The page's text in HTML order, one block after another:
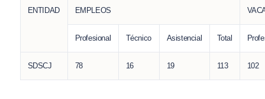
ENTIDAD EMPLEOS
Profesional Técnico Asistencial Total
SDSCJ 78 16 19 113 102